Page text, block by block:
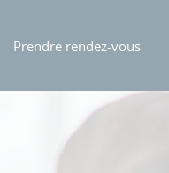
Prendre rendez-vous